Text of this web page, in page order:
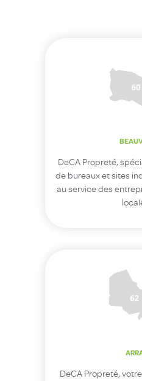
DeCA Propreté,
de bureaux et sites
au service des
DeCA Propreté,